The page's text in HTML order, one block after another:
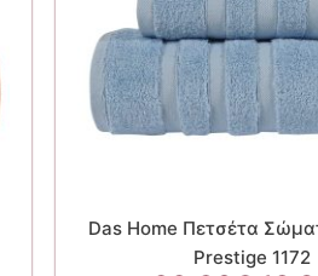
Das Home Πετσέτα
Prestige 1172